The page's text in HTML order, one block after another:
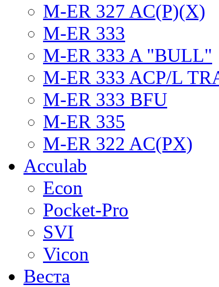
M-ER 327 AC(P)(X)
M-ER 333
M-ER 333 A "BULL"
M-ER 333 ACP/L
M-ER 333 BFU
M-ER 335
M-ER 322 AC(PX)
Acculab
Econ
Pocket-Pro
SVI
Vicon
Веста